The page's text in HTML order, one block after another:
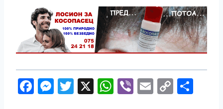
F M T X W Vi E C